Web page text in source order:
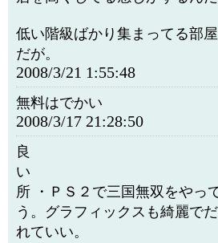
低い階級ばかり集まってる部
だが。
2008/3/21 1:55:48
無料はでかい
2008/3/17 21:28:50
良
い
所 ・ＰＳ２で三国無双をやっ
う。グラフィックスも綺麗で
れていい。